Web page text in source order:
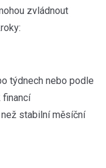
zvládnout
týdnech nebo podle
financí
stabilní měsíční